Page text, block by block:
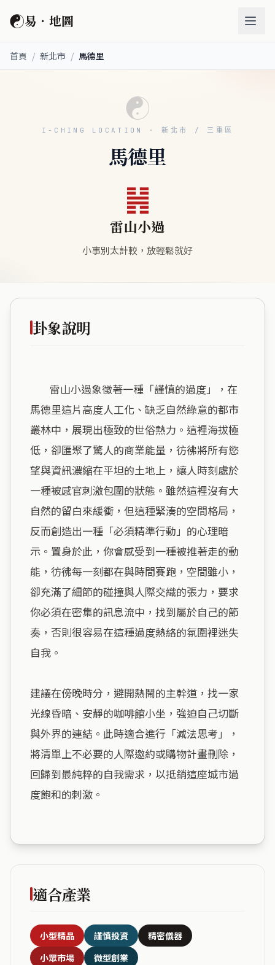
☯易．地圖
首頁 / 新北市 / 馬德里
☯
I-CHING LOCATION · 新北市 / 三重區
馬德里
䷽
雷山小過
小事別太計較，放輕鬆就好
卦象說明
馬德里這片高度人工化、缺乏自然綠意的都市
叢林中，展現出極致的世俗熱力。這裡海拔極
低，卻匯聚了驚人的商業能量，彷彿將所有慾
望與資訊濃縮在平坦的土地上，讓人時刻處於
一種被感官刺激包圍的狀態。雖然這裡沒有大
自然的留白來緩衝，但這種緊湊的空間格局，
反而創造出一種「必須精準行動」的心理暗
示。置身於此，你會感受到一種被推著走的動
能，彷彿每一刻都在與時間賽跑，空間雖小，
卻充滿了細節的碰撞與人際交織的張力，要求
你必須在密集的訊息流中，找到屬於自己的節
奏，否則很容易在這種過度熱絡的氛圍裡迷失
自我。
建議在傍晚時分，避開熱鬧的主幹道，找一家
光線昏暗、安靜的咖啡館小坐，強迫自己切斷
與外界的連結。此時適合進行「減法思考」，
將清單上不必要的人際邀約或購物計畫刪除，
回歸到最純粹的自我需求，以抵銷這座城市過
度飽和的刺激。
適合產業
小型精品 謹慎投資
精密儀器
小眾市場
微型創業